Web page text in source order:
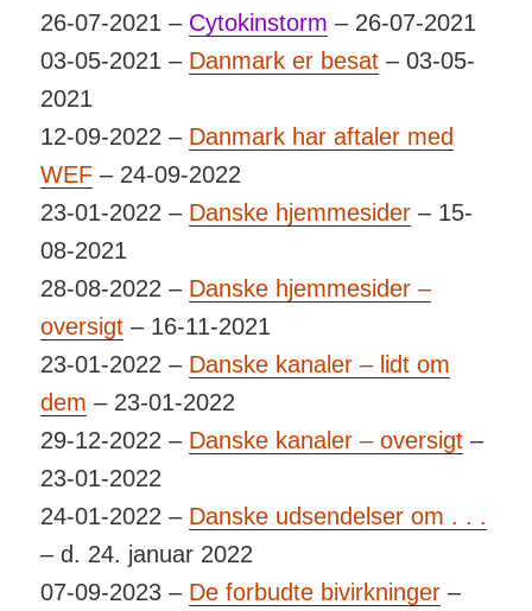
26-07-2021 – Cytokinstorm – 26-07-2021
03-05-2021 – Danmark er besat – 03-05-
2021
12-09-2022 – Danmark har aftaler med
WEF – 24-09-2022
23-01-2022 – Danske hjemmesider – 15-
08-2021
28-08-2022 – Danske hjemmesider –
oversigt – 16-11-2021
23-01-2022 – Danske kanaler – lidt om
dem – 23-01-2022
29-12-2022 – Danske kanaler – oversigt –
23-01-2022
24-01-2022 – Danske udsendelser om . . .
– d. 24. januar 2022
07-09-2023 – De forbudte bivirkninger –